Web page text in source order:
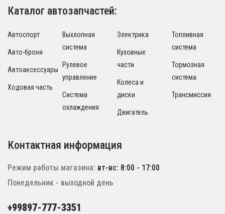
Каталог автозапчастей:
Автоспорт
Авто-броня
Автоаксессуары
Ходовая часть
Выхлопная
система
Рулевое
управление
Система
охлаждения
Электрика
Кузовные
части
Колеса и
диски
Двигатель
Топливная
система
Тормозная
система
Трансмиссия
Контактная информация
Режим работы магазина: вт-вс: 8:00 - 17:00
Понедельник - выходной день
+99897-777-3351